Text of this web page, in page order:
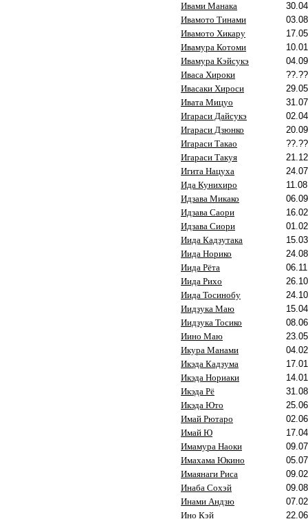
Ивами Манака
Ивамото Тинами
Ивамото Хикару
Ивамура Котоми
Ивамура Кэйсукэ
Иваса Хироки
Ивасаки Хироси
Ивата Мицуо
Игараси Дайсукэ
Игараси Дзюнко
Игараси Такао
Игараси Такуя
Игита Нацуха
Ида Кунихиро
Идзава Микако
Идзава Саори
Идзава Сиори
Иида Кадзутака
Иида Норико
Иида Рёта
Иида Рихо
Иида Тосинобу
Иидзука Маю
Иидзука Тосико
Иино Маю
Икура Манами
Икэда Кадзума
Икэда Нориаки
Икэда Рё
Икэда Юто
Имай Рютаро
Имай Ю
Имамура Наоки
Имахама Юкино
Имаянаги Риса
Инаба Сохэй
Инами Андзю
Ино Кэй